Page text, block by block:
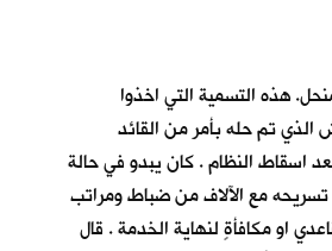
هذه التسمية التي اخذوا
الذي تم حله بأمر من القائد
اسقاط النظام . كان يبدو في حالة
مع الآلاف من ضباط ومراتب
او مكافأةٍ لنهاية الخدمة . قال